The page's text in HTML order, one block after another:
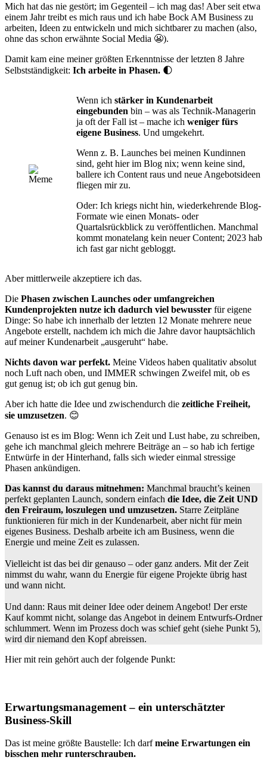
Mich hat das nie gestört; im Gegenteil – ich mag das! Aber seit etwa
einem Jahr treibt es mich raus und ich habe Bock AM Business zu
arbeiten, Ideen zu entwickeln und mich sichtbarer zu machen (also,
ohne das schon erwähnte Social Media 😬).
Damit kam eine meiner größten Erkenntnisse der letzten 8 Jahre
Selbstständigkeit: Ich arbeite in Phasen. 🌓
Wenn ich stärker in Kundenarbeit
eingebunden bin – was als Technik-Managerin
ja oft der Fall ist – mache ich weniger fürs
eigene Business. Und umgekehrt.
Wenn z. B. Launches bei meinen Kundinnen
sind, geht hier im Blog nix; wenn keine sind,
ballere ich Content raus und neue Angebotsideen
fliegen mir zu.
Oder: Ich kriegs nicht hin, wiederkehrende Blog-
Formate wie einen Monats- oder
Quartalsrückblick zu veröffentlichen. Manchmal
kommt monatelang kein neuer Content; 2023 hab
ich fast gar nicht gebloggt.
Aber mittlerweile akzeptiere ich das.
Die Phasen zwischen Launches oder umfangreichen
Kundenprojekten nutze ich dadurch viel bewusster für eigene
Dinge: So habe ich innerhalb der letzten 12 Monate mehrere neue
Angebote erstellt, nachdem ich mich die Jahre davor hauptsächlich
auf meiner Kundenarbeit „ausgeruht“ habe.
Nichts davon war perfekt. Meine Videos haben qualitativ absolut
noch Luft nach oben, und IMMER schwingen Zweifel mit, ob es
gut genug ist; ob ich gut genug bin.
Aber ich hatte die Idee und zwischendurch die zeitliche Freiheit,
sie umzusetzen. 😊
Genauso ist es im Blog: Wenn ich Zeit und Lust habe, zu schreiben,
gehe ich manchmal gleich mehrere Beiträge an – so hab ich fertige
Entwürfe in der Hinterhand, falls sich wieder einmal stressige
Phasen ankündigen.
Das kannst du daraus mitnehmen: Manchmal braucht’s keinen
perfekt geplanten Launch, sondern einfach die Idee, die Zeit UND
den Freiraum, loszulegen und umzusetzen. Starre Zeitpläne
funktionieren für mich in der Kundenarbeit, aber nicht für mein
eigenes Business. Deshalb arbeite ich am Business, wenn die
Energie und meine Zeit es zulassen.
Vielleicht ist das bei dir genauso – oder ganz anders. Mit der Zeit
nimmst du wahr, wann du Energie für eigene Projekte übrig hast
und wann nicht.
Und dann: Raus mit deiner Idee oder deinem Angebot! Der erste
Kauf kommt nicht, solange das Angebot in deinem Entwurfs-Ordner
schlummert. Wenn im Prozess doch was schief geht (siehe Punkt 5),
wird dir niemand den Kopf abreissen.
Hier mit rein gehört auch der folgende Punkt:
Erwartungsmanagement – ein unterschätzter
Business-Skill
Das ist meine größte Baustelle: Ich darfmeine Erwartungen ein
bisschen mehr runterschrauben.